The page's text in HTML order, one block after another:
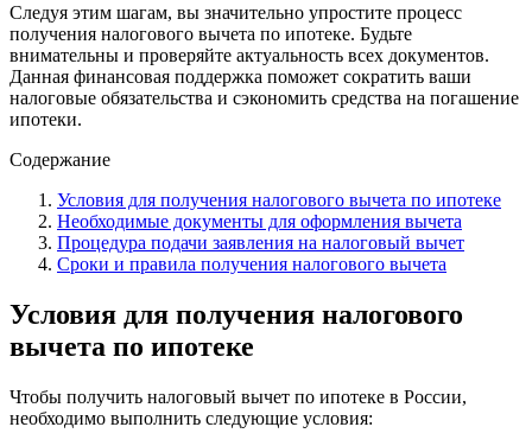
Следуя этим шагам, вы значительно упростите процесс
получения налогового вычета по ипотеке. Будьте
внимательны и проверяйте актуальность всех документов.
Данная финансовая поддержка поможет сократить ваши
налоговые обязательства и сэкономить средства на погашение
ипотеки.
Содержание
Условия для получения налогового вычета по ипотеке
Необходимые документы для оформления вычета
Процедура подачи заявления на налоговый вычет
Сроки и правила получения налогового вычета
Условия для получения налогового
вычета по ипотеке
Чтобы получить налоговый вычет по ипотеке в России,
необходимо выполнить следующие условия: